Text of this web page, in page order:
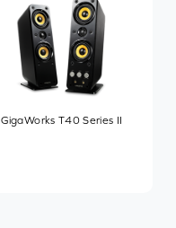
GigaWorks T40 Series II